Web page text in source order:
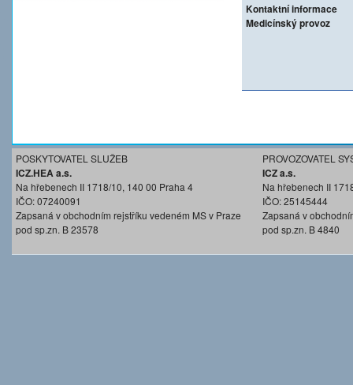
Kontaktní informace
Medicínský provoz
POSKYTOVATEL SLUŽEB
ICZ.HEA a.s.
Na hřebenech II 1718/10, 140 00 Praha 4
IČO: 07240091
Zapsaná v obchodním rejstříku vedeném MS v Praze
pod sp.zn. B 23578
PROVOZOVATEL
ICZ a.s.
Na hřebenech II
IČO: 25145444
Zapsaná v
pod sp.zn. B 4840